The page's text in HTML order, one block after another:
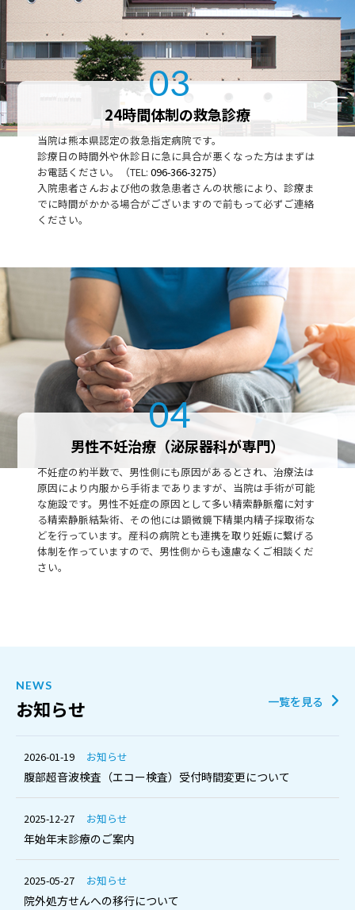
03
24時間体制の救急診療
当院は熊本県認定の救急指定病院です。
診療日の時間外や休診日に急に具合が悪くなった方はまずは
お電話ください。（TEL: 096-366-3275）
入院患者さんおよび他の救急患者さんの状態により、診療ま
でに時間がかかる場合がございますので前もって必ずご連絡
ください。
04
男性不妊治療（泌尿器科が専門）
不妊症の約半数で、男性側にも原因があるとされ、治療法は
原因により内服から手術までありますが、当院は手術が可能
な施設です。男性不妊症の原因として多い精索静脈瘤に対す
る精索静脈結紮術、その他には顕微鏡下精巣内精子採取術な
どを行っています。産科の病院とも連携を取り妊娠に繋げる
体制を作っていますので、男性側からも遠慮なくご相談くだ
さい。
NEWS
お知らせ 一覧を見る
2026-01-19 お知らせ
腹部超音波検査（エコー検査）受付時間変更について
2025-12-27 お知らせ
年始年末診療のご案内
2025-05-27 お知らせ
院外処方せんへの移行について